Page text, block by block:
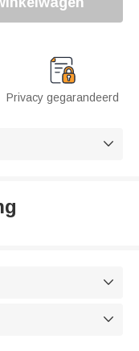
Privacy gegarandeerd


